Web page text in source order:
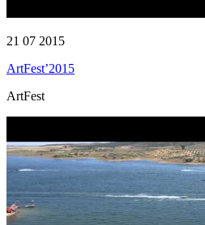
21 07 2015
ArtFest’2015
ArtFest